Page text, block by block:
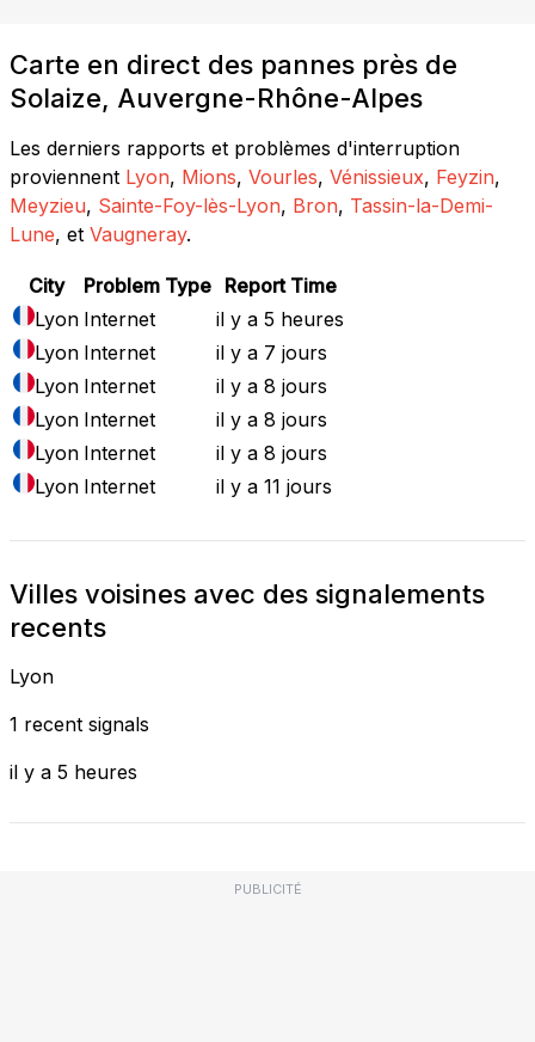
Carte en direct des pannes près de
Solaize, Auvergne-Rhône-Alpes
Les derniers rapports et problèmes d'interruption
proviennent Lyon, Mions, Vourles, Vénissieux, Feyzin,
Meyzieu, Sainte-Foy-lès-Lyon, Bron, Tassin-la-Demi-
Lune, et Vaugneray.
City Problem Type Report Time
Lyon Internet
il y a 5 heures
Lyon Internet
il y a 7 jours
Lyon Internet
il y a 8 jours
Lyon Internet
il y a 8 jours
Lyon Internet
il y a 8 jours
Lyon Internet il y a 11 jours
Villes voisines avec des signalements
recents
Lyon
1 recent signals
il y a 5 heures
PUBLICITÉ